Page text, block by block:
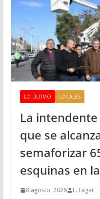
LO ÚLTIMO LOCALES
La
que se
semaforizar
esquinas en
8 agosto, 2026 F. Lagar